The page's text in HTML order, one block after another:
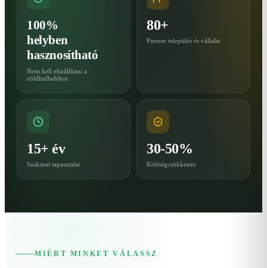
100%
helyben
hasznosítható
Nem kell elszállítani a
zöldhulladékot.
80+
Partner település és vállalat
15+ év
Szakmai tapasztalat
30-50%
Költségcsökkenés
MIÉRT MINKET VÁLASSZ